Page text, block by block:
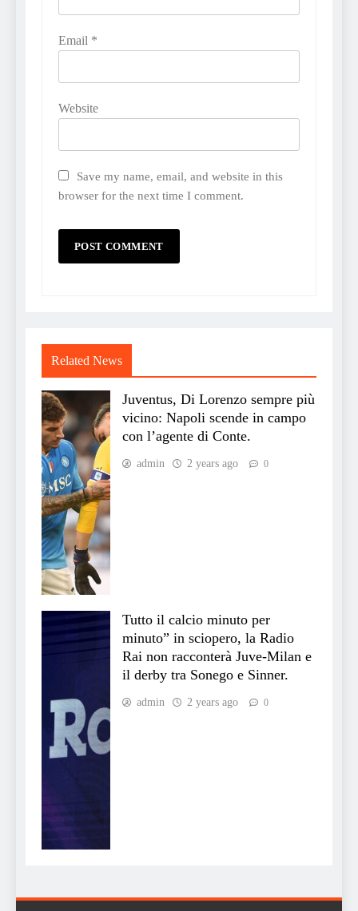
Email *
Website
Save my name, email, and website in this
browser for the next time I comment.
Related News
Juventus, Di Lorenzo sempre più
vicino: Napoli scende in campo
con l’agente di Conte.
admin 2 years ago 0
Tutto il calcio minuto per
minuto” in sciopero, la Radio
Rai non racconterà Juve-Milan e
il derby tra Sonego e Sinner.
admin 2 years ago 0